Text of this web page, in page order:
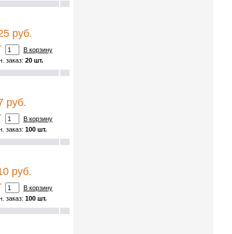
руб.
В корзину
заказ: 20 шт.
руб.
В корзину
заказ: 100 шт.
руб.
В корзину
заказ: 100 шт.